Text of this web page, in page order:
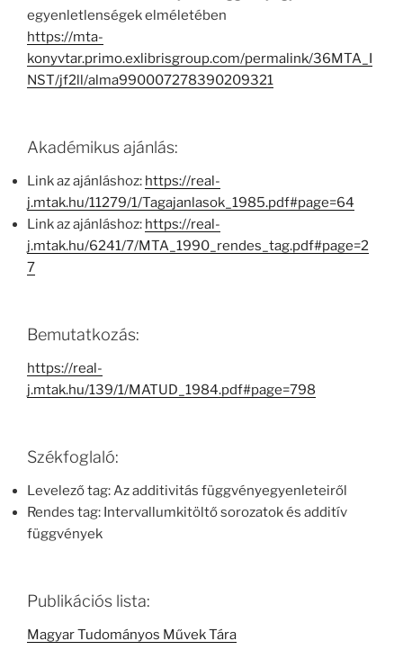
egyenletlenségek elméletében
https://mta-
konyvtar.primo.exlibrisgroup.com/permalink/36MTA_I
NST/jf2ll/alma990007278390209321
Akadémikus ajánlás:
Link az ajánláshoz: https://real-
j.mtak.hu/11279/1/Tagajanlasok_1985.pdf#page=64
Link az ajánláshoz: https://real-
j.mtak.hu/6241/7/MTA_1990_rendes_tag.pdf#page=2
7
Bemutatkozás:
https://real-
j.mtak.hu/139/1/MATUD_1984.pdf#page=798
Székfoglaló:
Levelező tag: Az additivitás függvényegyenleteiről
Rendes tag: Intervallumkitöltő sorozatok és additív
függvények
Publikációs lista:
Magyar Tudományos Művek Tára